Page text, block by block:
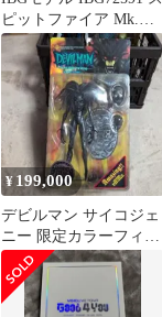
ピットファイア Mk.Vb
"北西ヨーロッパ" ブラ
ックボックス デュアル
コンボ リミテッドエデ
ィション 1/72スケール
プラモデル!
¥ 199,000
デビルマン サイコジェ
ニー 限定カラーフィギ
ュア 永井豪 未開封 新
品 稀少価値